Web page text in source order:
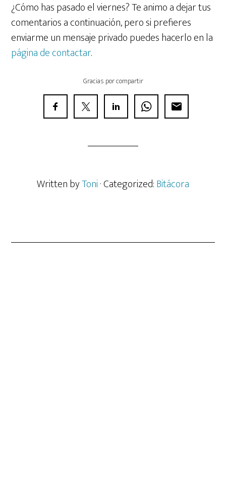
¿Cómo has pasado el viernes? Te animo a dejar tus
comentarios a continuación, pero si prefieres
enviarme un mensaje privado puedes hacerlo en la
página de contactar.
Gracias por compartir
Written byToni· Categorized:Bitácora